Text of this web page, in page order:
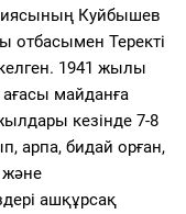
Куйбышев
отбасымен Теректі
1941 жылы
майданға
кезінде 7-8
арпа, бидай орған,
ашқұрсақ